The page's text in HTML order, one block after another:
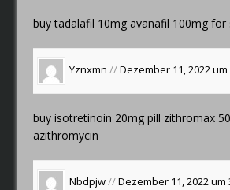
buy tadalafil 10mgavanafil 100mg for
Yznxmn //Dezember 11, 2022
buy isotretinoin 20mg pill zithromax
azithromycin
Nbdpjw//Dezember 11, 2022